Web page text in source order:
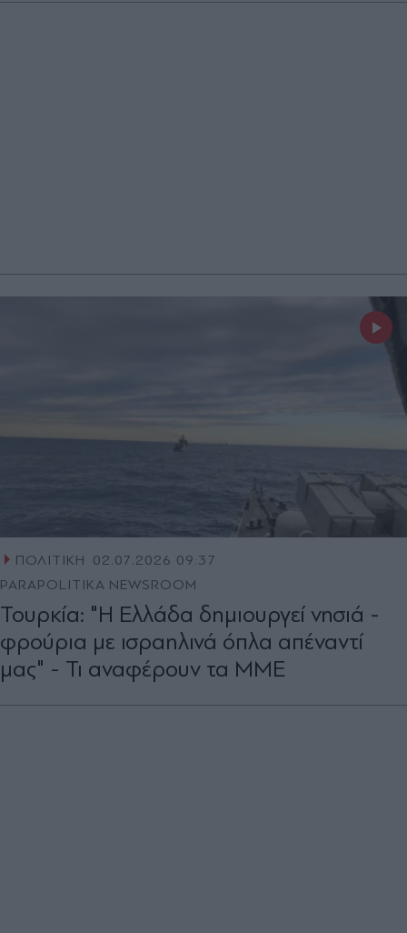
ΠΟΛΙΤΙΚΗ
02.07.2026 09:37
PARAPOLITIKA NEWSROOM
Τουρκία: "Η Ελλάδα δημιουργεί νησιά -
φρούρια με ισραηλινά όπλα απέναντί
μας" - Τι αναφέρουν τα ΜΜΕ